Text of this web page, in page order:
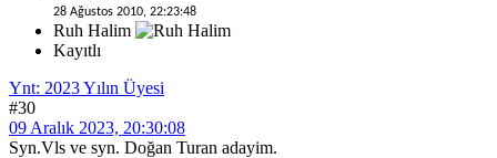
28 Ağustos 2010, 22:23:48
Ruh Halim
Kayıtlı
Ynt: 2023 Yılın Üyesi
#30
09 Aralık 2023, 20:30:08
Syn.Vls ve syn. Doğan Turan adayim.